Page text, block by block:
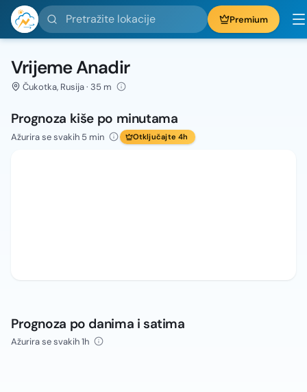
Pretražite lokacije Premium
Vrijeme Anadir
Čukotka, Rusija · 35 m
Prognoza kiše po minutama
Ažurira se svakih 5 min Otključajte 4h
Prognoza po danima i satima
Ažurira se svakih 1h